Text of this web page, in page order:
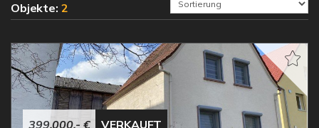
Objekte: 2
399.000,- € VERKAUFT